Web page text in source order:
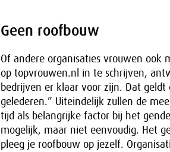
Geen roofbouw
Of andere organisaties vrouwen ook
op topvrouwen.nl in te schrijven,
bedrijven er klaar voor zijn. Dat
gelederen.” Uiteindelijk zullen de
tijd als belangrijke factor bij het
mogelijk, maar niet eenvoudig. Het
pleeg je roofbouw op jezelf.